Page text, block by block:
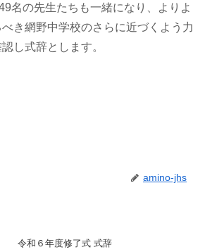
名の先生たちも一緒になり、よりよ
き網野中学校のさらに近づくよう力
し式辞とします。
amino-jhs
令和６年度修了式 式辞